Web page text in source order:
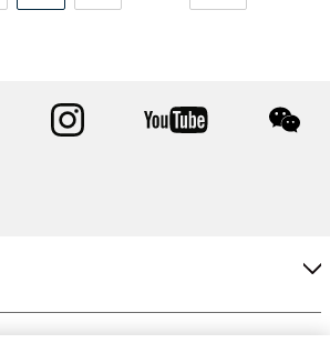
facebook instagram youtube